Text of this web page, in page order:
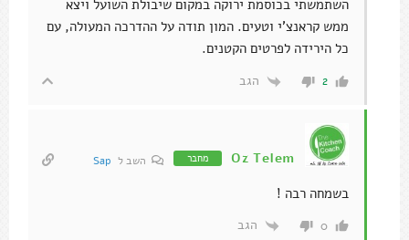
השתמשתי בכוסמת ירוקה במקום שיבולת השועל ויצא
ממש קראנצ'י וטעים. המון תודה על ההדרכה המעולה, עם
כל הירידה לפרטים הקטנים.
2 הגב
Oz Telem מחבר השב ל Sap
בשמחה רבה !
0 הגב